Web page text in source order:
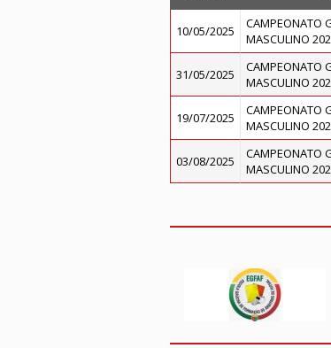
10/05/2025
CAMPEONATO
MASCULINO
31/05/2025
CAMPEONATO
MASCULINO
19/07/2025
CAMPEONATO
MASCULINO
03/08/2025
CAMPEONATO
MASCULINO